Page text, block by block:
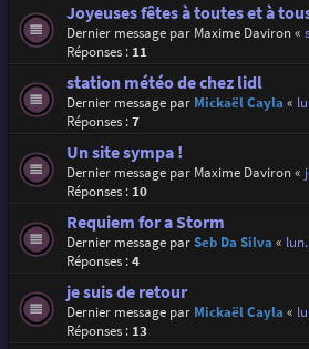
Joyeuses fêtes à toutes et à
Dernier message par Maxime Daviron«
Réponses : 11
station météo de chez lidl
Dernier message par Mickaël Cayla «
Réponses :7
Un site sympa !
Dernier message par Maxime Daviron«
Réponses : 10
Requiem for a Storm
Dernier message parSeb Da Silva «
Réponses :4
je suis de retour
Dernier message par Mickaël Cayla «
Réponses : 13